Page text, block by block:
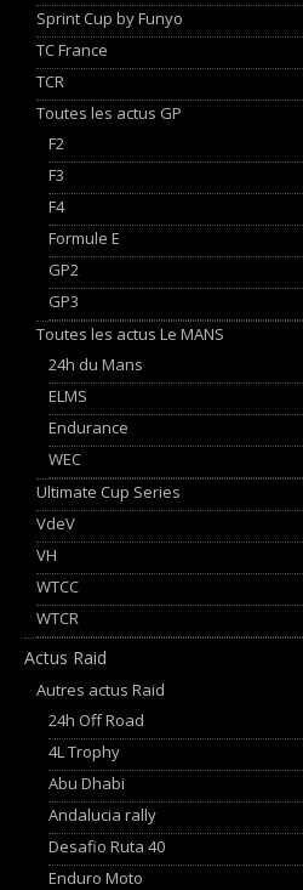
Sprint Cup by Funyo
TC France
TCR
Toutes les actus GP
F2
F3
F4
Formule E
GP2
GP3
Toutes les actus Le MANS
24h du Mans
ELMS
Endurance
WEC
Ultimate Cup Series
VdeV
VH
WTCC
WTCR
Actus Raid
Autres actus Raid
24h Off Road
4L Trophy
Abu Dhabi
Andalucia rally
Desafio Ruta 40
Enduro Moto